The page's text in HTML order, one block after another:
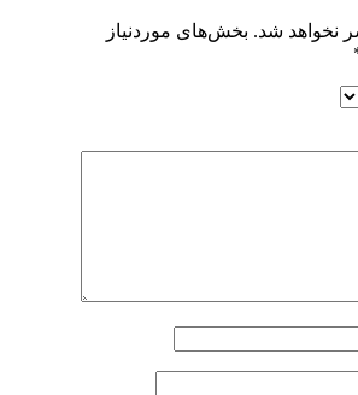
نخواهد شد. بخش‌های موردنیاز